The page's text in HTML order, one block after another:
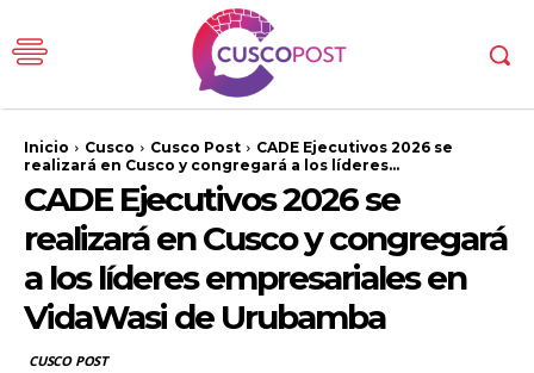
Inicio Cusco Cusco Post
CADE Ejecutivos 2026 se
realizará en Cusco y congregará a los líderes...
CADE Ejecutivos 2026 se
realizará en Cusco y congregará
a los líderes empresariales en
VidaWasi de Urubamba
CUSCO POST